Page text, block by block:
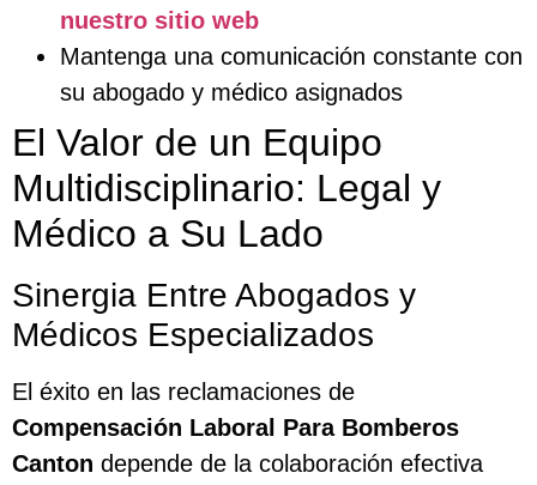
nuestro sitio web
Mantenga una comunicación constante con
su abogado y médico asignados
El Valor de un Equipo
Multidisciplinario: Legal y
Médico a Su Lado
Sinergia Entre Abogados y
Médicos Especializados
El éxito en las reclamaciones de
Compensación Laboral Para Bomberos
Canton depende de la colaboración efectiva